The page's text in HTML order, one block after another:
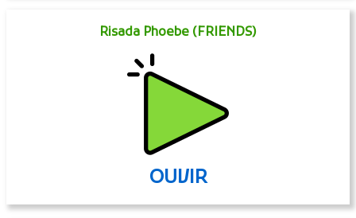
Risada Phoebe (FRIENDS)
OUVIR